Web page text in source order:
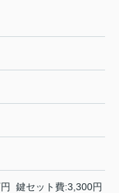
鍵セット費:3,300円